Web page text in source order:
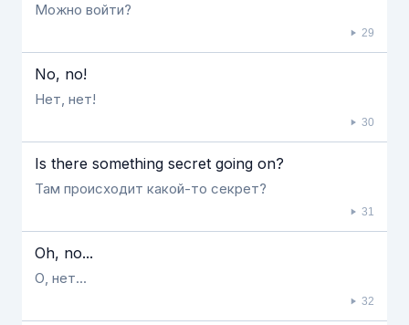
Можно войти?
29
No, no!
Нет, нет!
30
Is there something secret going on?
Там происходит какой-то секрет?
31
Oh, no...
О, нет...
32